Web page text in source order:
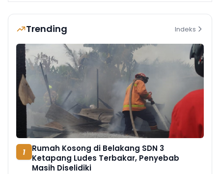
Trending Indeks
1
Rumah Kosong di Belakang SDN 3
Ketapang Ludes Terbakar, Penyebab
Masih Diselidiki